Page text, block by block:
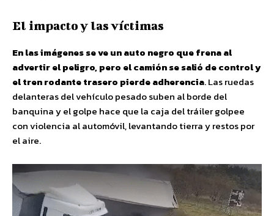
El impacto y las víctimas
En las imágenes se ve un auto negro que frena al
advertir el peligro, pero el camión se salió de control y
el tren rodante trasero pierde adherencia. Las ruedas
delanteras del vehículo pesado suben al borde del
banquina y el golpe hace que la caja del tráiler golpee
con violencia al automóvil, levantando tierra y restos por
el aire.